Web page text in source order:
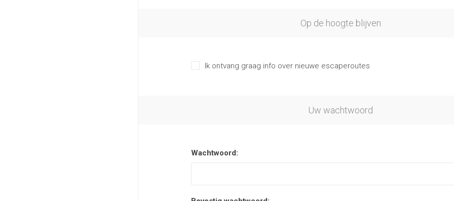
Op de hoogte blijven
Ik ontvang graag info over nieuwe escaperoutes
Uw wachtwoord
Wachtwoord: